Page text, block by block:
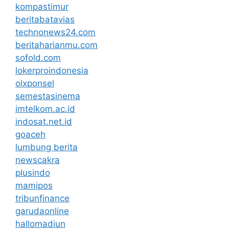
kompastimur
beritabatavias
technonews24.com
beritaharianmu.com
sofold.com
lokerproindonesia
olxponsel
semestasinema
imtelkom.ac.id
indosat.net.id
goaceh
lumbung berita
newscakra
plusindo
mamipos
tribunfinance
garudaonline
hallomadiun